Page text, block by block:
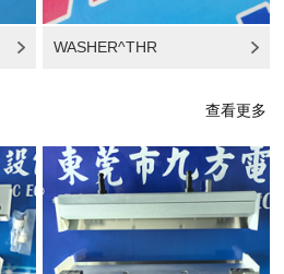
WASHER^THR
查看更多